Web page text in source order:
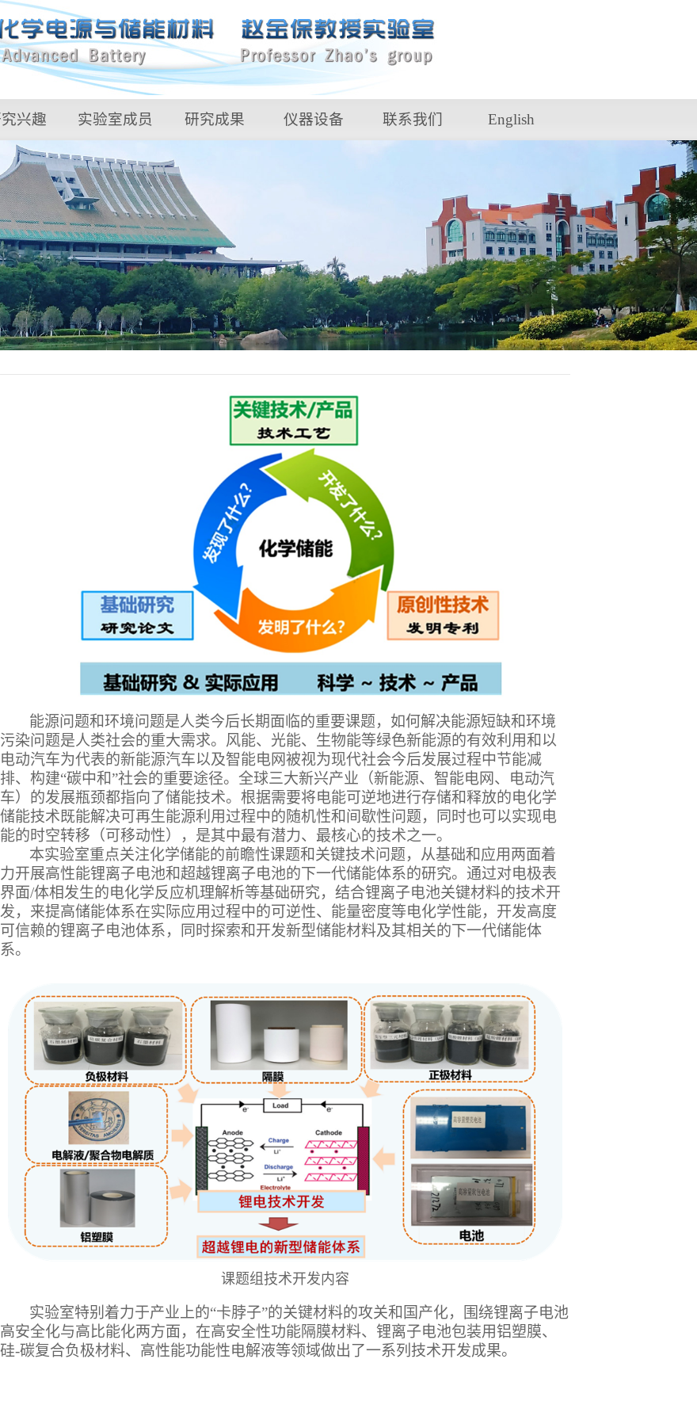
兴趣 实验室成员 研究成果 仪器设备 联系我们 English
能源问题和环境问题是人类今后长期面临的重要课题，如何解决能源短缺和环境
污染问题是人类社会的重大需求。风能、光能、生物能等绿色新能源的有效利用和以
电动汽车为代表的新能源汽车以及智能电网被视为现代社会今后发展过程中节能减
排、构建“碳中和”社会的重要途径。全球三大新兴产业（新能源、智能电网、电动汽
车）的发展瓶颈都指向了储能技术。根据需要将电能可逆地进行存储和释放的电化学
储能技术既能解决可再生能源利用过程中的随机性和间歇性问题，同时也可以实现电
能的时空转移（可移动性），是其中最有潜力、最核心的技术之一。
本实验室重点关注化学储能的前瞻性课题和关键技术问题，从基础和应用两面着
力开展高性能锂离子电池和超越锂离子电池的下一代储能体系的研究。通过对电极表
界面/体相发生的电化学反应机理解析等基础研究，结合锂离子电池关键材料的技术开
发，来提高储能体系在实际应用过程中的可逆性、能量密度等电化学性能，开发高度
可信赖的锂离子电池体系，同时探索和开发新型储能材料及其相关的下一代储能体
系。
课题组技术开发内容
实验室特别着力于产业上的“卡脖子”的关键材料的攻关和国产化，围绕锂离子电池
高安全化与高比能化两方面，在高安全性功能隔膜材料、锂离子电池包装用铝塑膜、
硅-碳复合负极材料、高性能功能性电解液等领域做出了一系列技术开发成果。